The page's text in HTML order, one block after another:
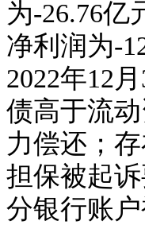
为-26.76亿
净利润为-
2022年12
债高于流
力偿还；
担保被起
分银行账